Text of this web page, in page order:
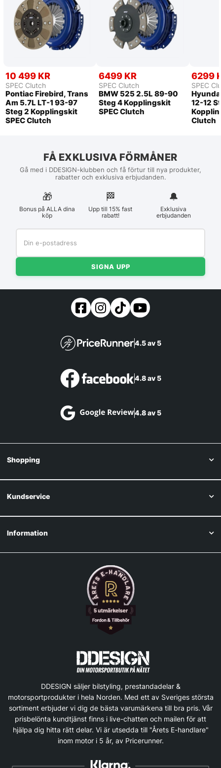
10 499 KR
SPEC Clutch
Pontiac Firebird, Trans
Am 5.7L LT-1 93-97
Steg 2 Kopplingskit
SPEC Clutch
6499 KR
SPEC Clutch
BMW 525 2.5L 89-90
Steg 4 Kopplingskit
SPEC Clutch
6299
SPEC
12-12
Clutch
FÅ EXKLUSIVA FÖRMÅNER
Gå med i DDESIGN-klubben och få förtur till nya produkter,
rabatter och exklusiva erbjudanden.
🎁
Bonus på ALLA dina
köp
🏁︎
Upp till 15% fast
rabatt!
🔔
Exklusiva
erbjudanden
SIGNA UPP
4.5 av 5
4.8 av 5
4.8 av 5
Shopping
Kundservice
Information
DDESIGN säljer bilstyling, prestandadelar &
motorsportprodukter i hela Norden. Med ett av Sveriges största
sortiment erbjuder vi dig de bästa varumärkena till bra pris. Vår
prisbelönta kundtjänst finns i live-chatten och mailen för att
hjälpa dig hitta rätt delar. Vi är utsedda till "Årets E-handlare"
inom motor i 5 år, av Pricerunner.